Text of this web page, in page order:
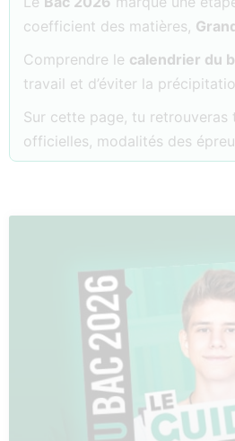
coefficient des matières,
Comprendre le calendrier du
travail et d’éviter la
Sur cette page, tu
officielles, modalités des